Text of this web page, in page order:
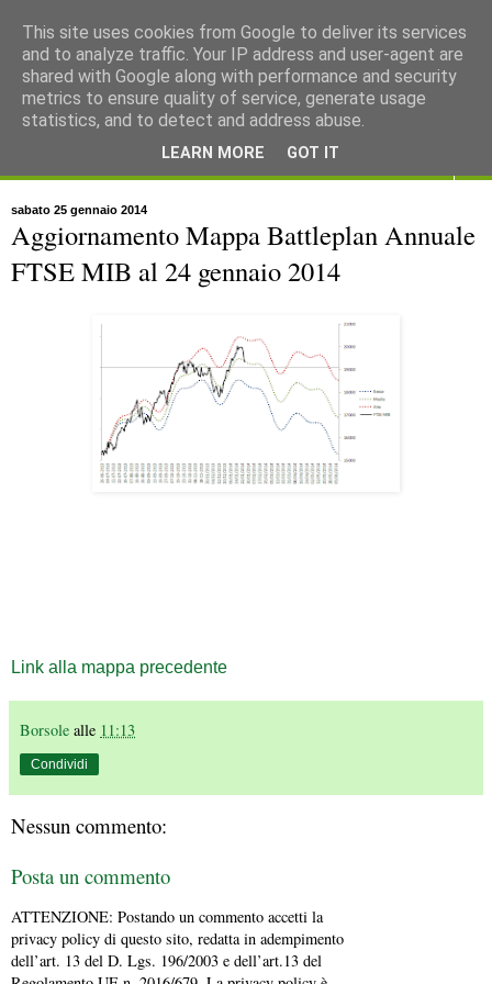
sabato 25 gennaio 2014
Aggiornamento Mappa Battleplan Annuale
FTSE MIB al 24 gennaio 2014
Link alla mappa precedente
Borsole alle 11:13
Condividi
Nessun commento:
Posta un commento
ATTENZIONE: Postando un commento accetti la
privacy policy di questo sito, redatta in adempimento
dell’art. 13 del D. Lgs. 196/2003 e dell’art.13 del
This site uses cookies from Google to deliver its services
and to analyze traffic. Your IP address and user-agent are
shared with Google along with performance and security
metrics to ensure quality of service, generate usage
statistics, and to detect and address abuse.
LEARN MORE GOT IT